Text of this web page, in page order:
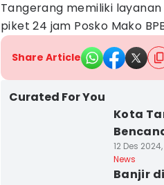
Tangerang memiliki
piket 24 jam Posko Mako
Share Article
Curated For You
Kota
12 Des
News
Banjir